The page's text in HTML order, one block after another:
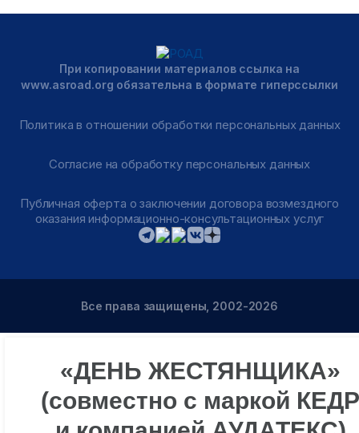
При копировании материалов ссылка на
www.asroad.org обязательна в формате гиперссылки
Политика в отношении обработки персональных данных
Согласие на обработку персональных данных
Публичная оферта о заключении договора возмездного
оказания информационно-консультационных услуг
Все права защищены, 2002-2026